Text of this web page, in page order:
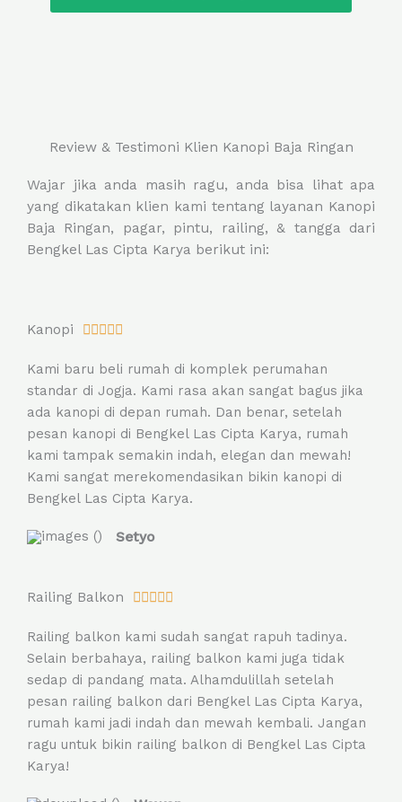
Review & Testimoni Klien Kanopi Baja Ringan
Wajar jika anda masih ragu, anda bisa lihat apa
yang dikatakan klien kami tentang layanan Kanopi
Baja Ringan, pagar, pintu, railing, & tangga dari
Bengkel Las Cipta Karya berikut ini:
Kanopi 
e
d
5
o
u
t
f
Kami baru beli rumah di komplek perumahan
standar di Jogja. Kami rasa akan sangat bagus jika
ada kanopi di depan rumah. Dan benar, setelah
pesan kanopi di Bengkel Las Cipta Karya, rumah
kami tampak semakin indah, elegan dan mewah!
Kami sangat merekomendasikan bikin kanopi di
Bengkel Las Cipta Karya.
Setyo
Railing Balkon 
t
e
d
5
o
u
Railing balkon kami sudah sangat rapuh tadinya.
Selain berbahaya, railing balkon kami juga tidak
sedap di pandang mata. Alhamdulillah setelah
pesan railing balkon dari Bengkel Las Cipta Karya,
rumah kami jadi indah dan mewah kembali. Jangan
ragu untuk bikin railing balkon di Bengkel Las Cipta
Karya!